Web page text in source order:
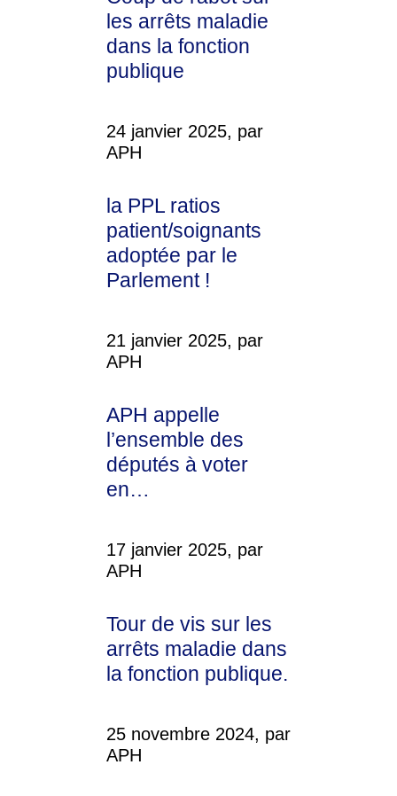
les arrêts maladie
dans la fonction
publique
24 janvier 2025, par
APH
la PPL ratios
patient/soignants
adoptée par le
Parlement !
21 janvier 2025, par
APH
APH appelle
l’ensemble des
députés à voter
en…
17 janvier 2025, par
APH
Tour de vis sur les
arrêts maladie dans
la fonction publique.
25 novembre 2024, par
APH